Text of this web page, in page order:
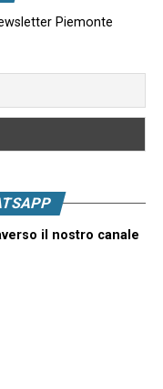
Piemonte
il nostro canale